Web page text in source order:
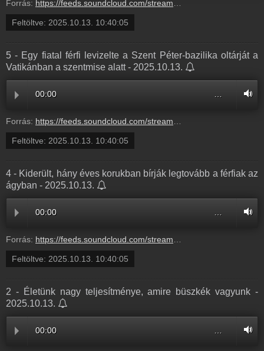
Forrás: https://feeds.soundcloud.com/stream/2188989703-balazsek-3-bizonytalanna-valt-a-sziget-fesztival-jovoje-vonalban-gerendai-karoly-3.mp3
Feltöltve: 2025.10.13. 10:40:05
5 - Egy fiatal férfi levizelte a Szent Péter-bazilika oltárját a
Vatikánban a szentmise alatt - 2025.10.13.
00:00
Forrás: https://feeds.soundcloud.com/stream/2188989699-balazsek-5-egy-fiatal-ferfi-levizelte-a-szent-peter-bazilika-oltarjat-a-vatikanban-a-szentmise-alatt-5.mp3
Feltöltve: 2025.10.13. 10:40:05
4 - Kiderült, hány éves korukban bírják legtovább a férfiak az
ágyban - 2025.10.13.
00:00
Forrás: https://feeds.soundcloud.com/stream/2188989695-balazsek-4-kiderult-hany-eves-korukban-birjak-legtovabb-a-ferfiak-az-agyban-4.mp3
Feltöltve: 2025.10.13. 10:40:05
2 - Életünk nagy teljesítménye, amire büszkék vagyunk -
2025.10.13.
00:00